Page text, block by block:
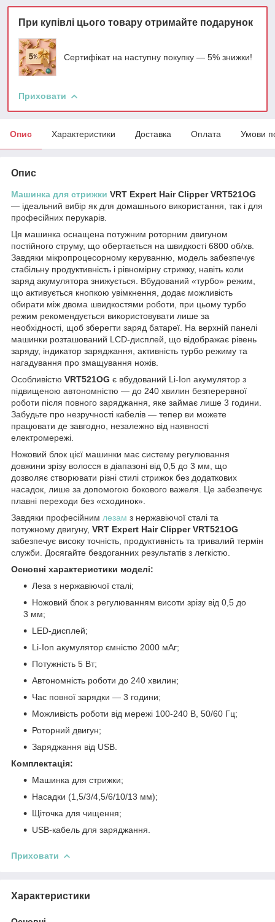
При купівлі цього товару отримайте подарунок
Сертифікат на наступну покупку — 5% знижки!
Приховати
Опис Характеристики Доставка Оплата Умови
Опис
Машинка для стрижки VRT Expert Hair Clipper VRT521OG
— ідеальний вибір як для домашнього використання, так і для
професійних перукарів.
Ця машинка оснащена потужним роторним двигуном
постійного струму, що обертається на швидкості 6800 об/хв.
Завдяки мікропроцесорному керуванню, модель забезпечує
стабільну продуктивність і рівномірну стрижку, навіть коли
заряд акумулятора знижується. Вбудований «турбо» режим,
що активується кнопкою увімкнення, додає можливість
обирати між двома швидкостями роботи, при цьому турбо
режим рекомендується використовувати лише за
необхідності, щоб зберегти заряд батареї. На верхній панелі
машинки розташований LCD-дисплей, що відображає рівень
заряду, індикатор заряджання, активність турбо режиму та
нагадування про змащування ножів.
Особливістю VRT521OG є вбудований Li-Ion акумулятор з
підвищеною автономністю — до 240 хвилин безперервної
роботи після повного заряджання, яке займає лише 3 години.
Забудьте про незручності кабелів — тепер ви можете
працювати де завгодно, незалежно від наявності
електромережі.
Ножовий блок цієї машинки має систему регулювання
довжини зрізу волосся в діапазоні від 0,5 до 3 мм, що
дозволяє створювати різні стилі стрижок без додаткових
насадок, лише за допомогою бокового важеля. Це забезпечує
плавні переходи без «сходинок».
Завдяки професійним лезам з нержавіючої сталі та
потужному двигуну, VRT Expert Hair Clipper VRT521OG
забезпечує високу точність, продуктивність та тривалий термін
служби. Досягайте бездоганних результатів з легкістю.
Основні характеристики моделі:
Леза з нержавіючої сталі;
Ножовий блок з регулюванням висоти зрізу від 0,5 до
3 мм;
LED-дисплей;
Li-Ion акумулятор ємністю 2000 мАг;
Потужність 5 Вт;
Автономність роботи до 240 хвилин;
Час повної зарядки — 3 години;
Можливість роботи від мережі 100-240 В, 50/60 Гц;
Роторний двигун;
Заряджання від USB.
Комплектація:
Машинка для стрижки;
Насадки (1,5/3/4,5/6/10/13 мм);
Щіточка для чищення;
USB-кабель для заряджання.
Приховати
Характеристики